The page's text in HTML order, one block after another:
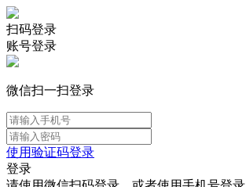
扫码登录
账号登录
微信扫一扫登录
使用验证码登录
登录